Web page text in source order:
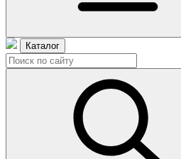
Каталог